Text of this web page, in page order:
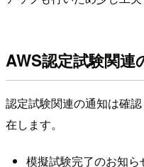
AWS認定試験関連
認定試験関連の通知は確
在します。
模擬試験完了のお知ら